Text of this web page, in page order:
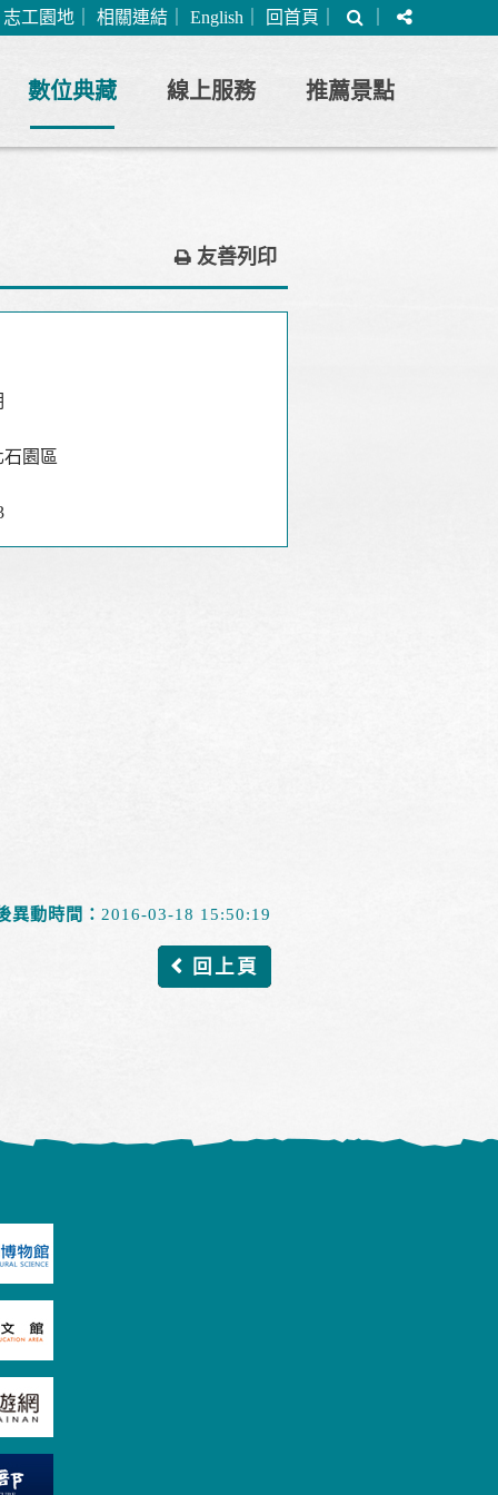
志工園地 相關連結 English 回首頁
尋
分
享
數位典藏 線上服務 推薦景點
友善列印
園區
異動時間： 2016-03-18 15:50:19
回上頁